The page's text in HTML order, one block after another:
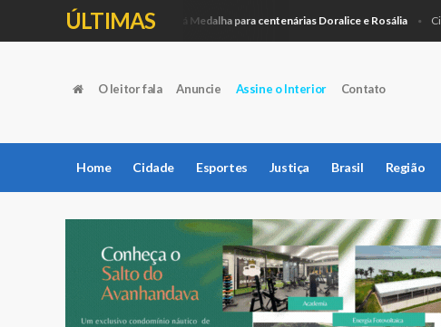
ÚLTIMAS
Câmara entregará Medalha para centenárias Doralice e Rosália Cidade
O leitor fala Anuncie Assine o Interior Contato
Home Cidade Esportes Justiça Brasil Região